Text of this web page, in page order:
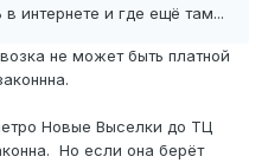
интернете и где ещё там...
не может быть платной
Новые Выселки до ТЦ
Но если она берёт